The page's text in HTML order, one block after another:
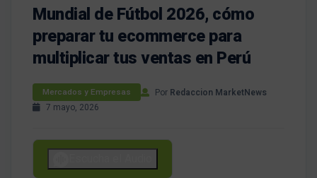
Mundial de Fútbol 2026, cómo
preparar tu ecommerce para
multiplicar tus ventas en Perú
Mercados y Empresas Por Redaccion MarketNews
7 mayo, 2026